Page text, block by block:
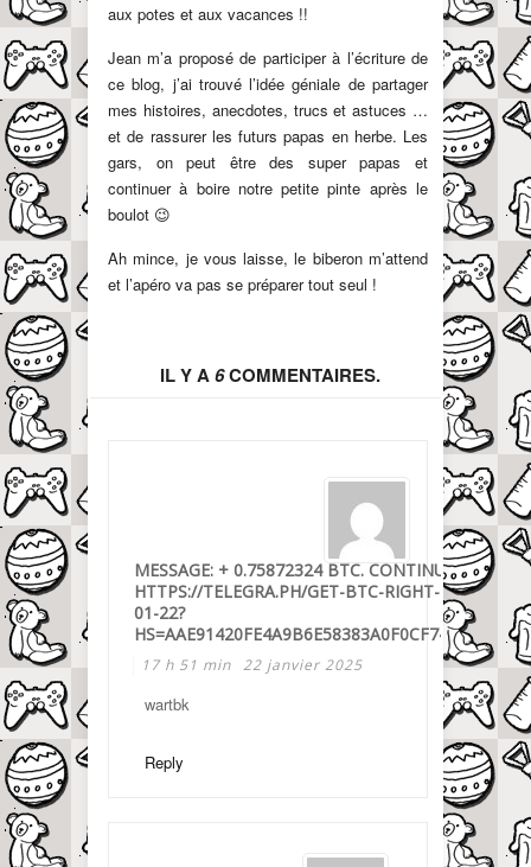
aux potes et aux vacances !!
Jean m’a proposé de participer à l’écriture de
ce blog, j’ai trouvé l’idée géniale de partager
mes histoires, anecdotes, trucs et astuces …
et de rassurer les futurs papas en herbe. Les
gars, on peut être des super papas et
continuer à boire notre petite pinte après le
boulot 😉
Ah mince, je vous laisse, le biberon m’attend
et l’apéro va pas se préparer tout seul !
IL Y A6COMMENTAIRES.
MESSAGE: + 0.75872324 BTC. CONTINUE =>
HTTPS://TELEGRA.PH/GET-BTC-RIGHT-NOW-
01-22?
HS=AAE91420FE4A9B6E58383A0F0CF743C8&
17 h 51 min 22 janvier 2025
wartbk
Reply